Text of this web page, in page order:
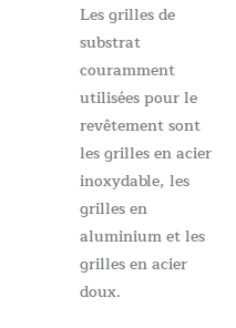
Les grilles de
substrat
couramment
utilisées pour le
revêtement sont
les grilles en acier
inoxydable, les
grilles en
aluminium et les
grilles en acier
doux.